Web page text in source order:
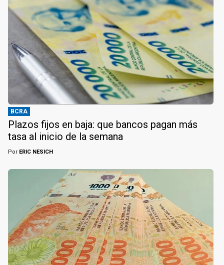
BCRA
Plazos fijos en baja: que bancos pagan más
tasa al inicio de la semana
Por ERIC NESICH